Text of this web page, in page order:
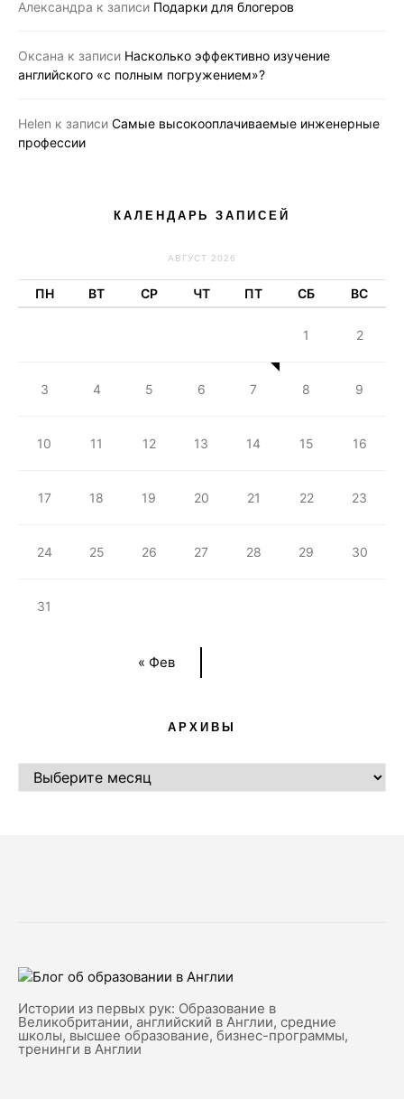
Александра к записи Подарки для блогеров
Оксана к записи Насколько эффективно изучение
английского «с полным погружением»?
Helen к записи Самые высокооплачиваемые инженерные
профессии
КАЛЕНДАРЬ ЗАПИСЕЙ
АВГУСТ 2026
ПН ВТ СР ЧТ ПТ СБ ВС
« Фев
1 2
3 4 5 6 7 8 9
10 11 12 13 14 15 16
17 18 19 20 21 22 23
24 25 26 27 28 29 30
31
АРХИВЫ
Истории из первых рук: Образование в
Великобритании, английский в Англии, средние
школы, высшее образование, бизнес-программы,
тренинги в Англии